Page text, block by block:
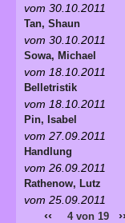
vom 30.10.2011
Tan, Shaun
vom 30.10.2011
Sowa, Michael
vom 18.10.2011
Belletristik
vom 18.10.2011
Pin, Isabel
vom 27.09.2011
Handlung
vom 26.09.2011
Rathenow, Lutz
vom 25.09.2011
‹‹ 4 von 19